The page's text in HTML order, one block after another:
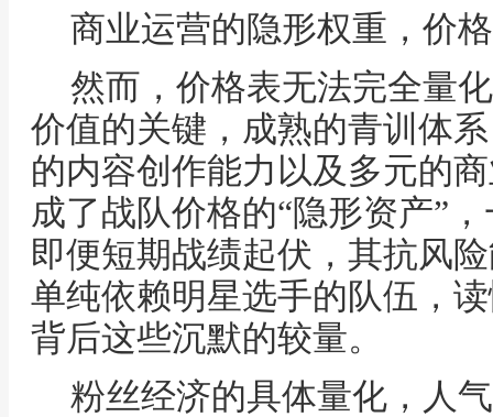
商业运营的隐形权重，价
然而，价格表无法完全量
价值的关键，成熟的青训体
的内容创作能力以及多元的
成了战队价格的“隐形资产”
即便短期战绩起伏，其抗风
单纯依赖明星选手的队伍，
背后这些沉默的较量。
粉丝经济的具体量化，人